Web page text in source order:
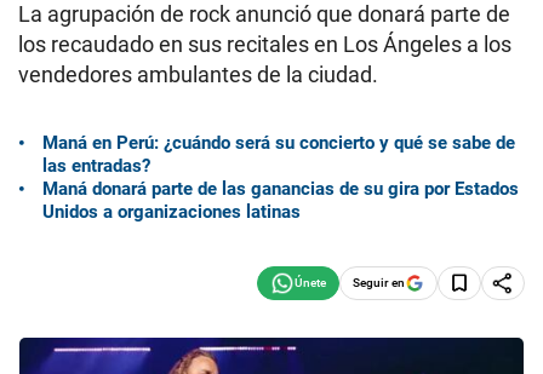
La agrupación de rock anunció que donará parte de
los recaudado en sus recitales en Los Ángeles a los
vendedores ambulantes de la ciudad.
Maná en Perú: ¿cuándo será su concierto y qué se sabe de
las entradas?
Maná donará parte de las ganancias de su gira por Estados
Unidos a organizaciones latinas
Seguir en